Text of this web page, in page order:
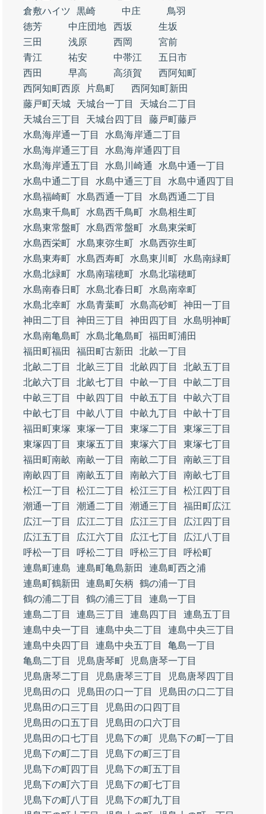
倉敷ハイツ
黒崎 中庄
鳥羽
徳芳
中庄団地 西坂
生坂
三田
浅原 西岡
宮前
青江
祐安 中帯江
五日市
西田
早高 高須賀
西阿知町
西阿知町西原
片島町
西阿知町新田
藤戸町天城
天城台一丁目
天城台二丁目
天城台三丁目
天城台四丁目
藤戸町藤戸
水島海岸通一丁目
水島海岸通二丁目
水島海岸通三丁目
水島海岸通四丁目
水島海岸通五丁目
水島川崎通
水島中通一丁目
水島中通二丁目
水島中通三丁目
水島中通四丁目
水島福崎町
水島西通一丁目
水島西通二丁目
水島東千鳥町
水島西千鳥町
水島相生町
水島東常盤町
水島西常盤町
水島東栄町
水島西栄町
水島東弥生町
水島西弥生町
水島東寿町
水島西寿町 水島東川町
水島南緑町
水島北緑町
水島南瑞穂町
水島北瑞穂町
水島南春日町
水島北春日町
水島南幸町
水島北幸町
水島青葉町 水島高砂町 神田一丁目
神田二丁目
神田三丁目 神田四丁目
水島明神町
水島南亀島町
水島北亀島町 福田町浦田
福田町福田
福田町古新田
北畝一丁目
北畝二丁目
北畝三丁目 北畝四丁目
北畝五丁目
北畝六丁目
北畝七丁目 中畝一丁目
中畝二丁目
中畝三丁目
中畝四丁目 中畝五丁目
中畝六丁目
中畝七丁目
中畝八丁目 中畝九丁目
中畝十丁目
福田町東塚
東塚一丁目 東塚二丁目
東塚三丁目
東塚四丁目
東塚五丁目 東塚六丁目
東塚七丁目
福田町南畝
南畝一丁目 南畝二丁目
南畝三丁目
南畝四丁目
南畝五丁目 南畝六丁目
南畝七丁目
松江一丁目
松江二丁目 松江三丁目
松江四丁目
潮通一丁目
潮通二丁目 潮通三丁目
福田町広江
広江一丁目
広江二丁目 広江三丁目
広江四丁目
広江五丁目
広江六丁目 広江七丁目
広江八丁目
呼松一丁目
呼松二丁目 呼松三丁目
呼松町
連島町連島
連島町亀島新田
連島町西之浦
連島町鶴新田
連島町矢柄
鶴の浦一丁目
鶴の浦二丁目
鶴の浦三丁目
連島一丁目
連島二丁目
連島三丁目 連島四丁目
連島五丁目
連島中央一丁目
連島中央二丁目
連島中央三丁目
連島中央四丁目
連島中央五丁目
亀島一丁目
亀島二丁目
児島唐琴町
児島唐琴一丁目
児島唐琴二丁目
児島唐琴三丁目
児島唐琴四丁目
児島田の口
児島田の口一丁目
児島田の口二丁目
児島田の口三丁目
児島田の口四丁目
児島田の口五丁目
児島田の口六丁目
児島田の口七丁目
児島下の町
児島下の町一丁目
児島下の町二丁目
児島下の町三丁目
児島下の町四丁目
児島下の町五丁目
児島下の町六丁目
児島下の町七丁目
児島下の町八丁目
児島下の町九丁目